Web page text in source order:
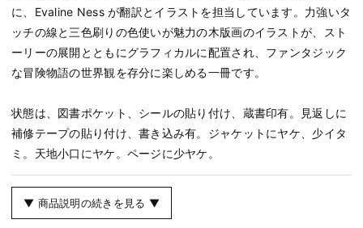
に、Evaline Ness が翻訳とイラストを担当しています。力強いタ
ッチの線と三色刷りの色使いが魅力の木版画のイラストが、スト
ーリーの展開とともにグラフィカルに配置され、ファンタジック
な冒険物語の世界観を存分に楽しめる一冊です。
状態は、図書ポケット、シールの貼り付け、蔵書印有。見返しに
補修テープの貼り付け、書き込み有。ジャケットにヤケ、少イタ
ミ。天地小口にヤケ。ページに少ヤケ。
▼ 商品説明の続きを見る ▼